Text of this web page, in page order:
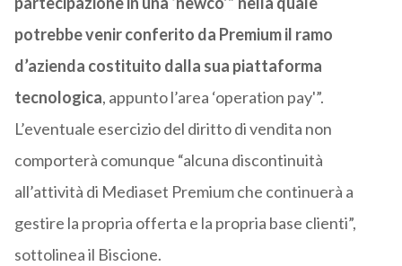
potrebbe venir conferito da Premium il ramo
d’azienda costituito dalla sua piattaforma
tecnologica, appunto l’area ‘operation pay'”.
L’eventuale esercizio del diritto di vendita non
comporterà comunque “alcuna discontinuità
all’attività di Mediaset Premium che continuerà a
gestire la propria offerta e la propria base clienti”,
sottolinea il Biscione.